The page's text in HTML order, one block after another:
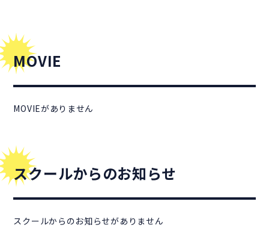
MOVIE
MOVIEがありません
スクールからのお知らせ
スクールからのお知らせがありません